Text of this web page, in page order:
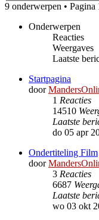
9 onderwerpen • Pagina
Onderwerpen
Reacties
Weergaves
Laatste
Startpagina
door
1 Reacties
14510
Laatste
do 05 apr
Ondertiteling Film
door
3 Reacties
6687
Laatste
wo 03 okt